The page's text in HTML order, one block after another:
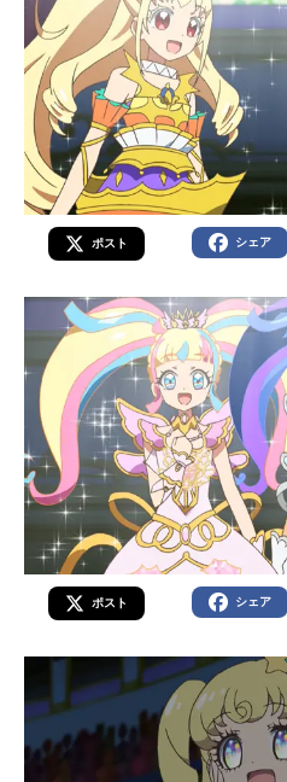
ポスト シェア
ポスト シェア